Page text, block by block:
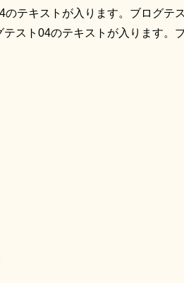
テキストが入ります。ブログテ
スト04のテキストが入ります。